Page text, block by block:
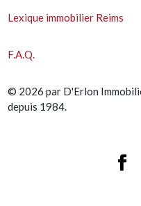
Lexique immobilier Reims
F.A.Q.
© 2026 par D'Erlon
depuis 1984.